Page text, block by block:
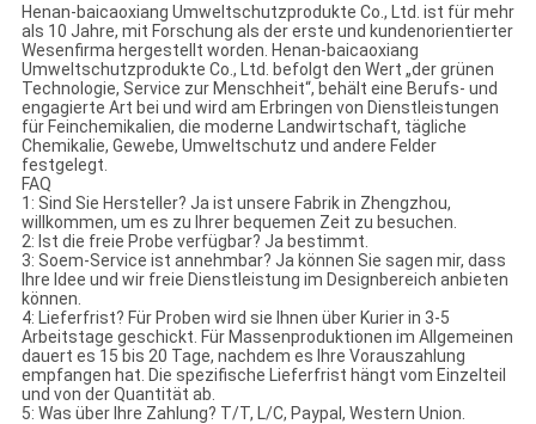
Henan-baicaoxiang Umweltschutzprodukte Co., Ltd. ist für mehr
als 10 Jahre, mit Forschung als der erste und kundenorientierter
Wesenfirma hergestellt worden. Henan-baicaoxiang
Umweltschutzprodukte Co., Ltd. befolgt den Wert „der grünen
Technologie, Service zur Menschheit“, behält eine Berufs- und
engagierte Art bei und wird am Erbringen von Dienstleistungen
für Feinchemikalien, die moderne Landwirtschaft, tägliche
Chemikalie, Gewebe, Umweltschutz und andere Felder
festgelegt.
FAQ
1: Sind Sie Hersteller? Ja ist unsere Fabrik in Zhengzhou,
willkommen, um es zu Ihrer bequemen Zeit zu besuchen.
2: Ist die freie Probe verfügbar? Ja bestimmt.
3: Soem-Service ist annehmbar? Ja können Sie sagen mir, dass
Ihre Idee und wir freie Dienstleistung im Designbereich anbieten
können.
4: Lieferfrist? Für Proben wird sie Ihnen über Kurier in 3-5
Arbeitstage geschickt. Für Massenproduktionen im Allgemeinen
dauert es 15 bis 20 Tage, nachdem es Ihre Vorauszahlung
empfangen hat. Die spezifische Lieferfrist hängt vom Einzelteil
und von der Quantität ab.
5: Was über Ihre Zahlung? T/T, L/C, Paypal, Western Union.